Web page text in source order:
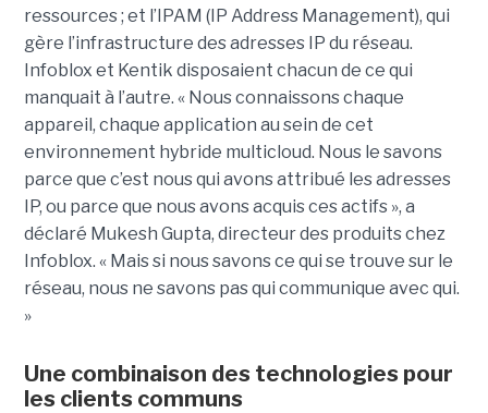
ressources ; et l’IPAM (IP Address Management), qui
gère l’infrastructure des adresses IP du réseau.
Infoblox et Kentik disposaient chacun de ce qui
manquait à l’autre. « Nous connaissons chaque
appareil, chaque application au sein de cet
environnement hybride multicloud. Nous le savons
parce que c’est nous qui avons attribué les adresses
IP, ou parce que nous avons acquis ces actifs », a
déclaré Mukesh Gupta, directeur des produits chez
Infoblox. « Mais si nous savons ce qui se trouve sur le
réseau, nous ne savons pas qui communique avec qui.
»
Une combinaison des technologies pour
les clients communs